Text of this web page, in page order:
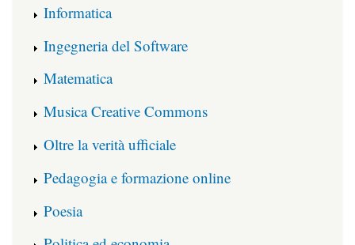
Informatica
Ingegneria del Software
Matematica
Musica Creative Commons
Oltre la verità ufficiale
Pedagogia e formazione online
Poesia